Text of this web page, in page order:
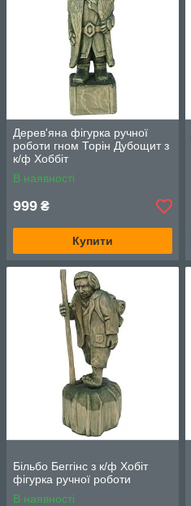
Дерев'яна фігурка ручної
роботи гном Торін Дубощит з
к/ф Хоббіт
В наявності
999 ₴
Купити
Більбо Беггінс з к/ф Хобіт
фігурка ручної роботи
В наявності